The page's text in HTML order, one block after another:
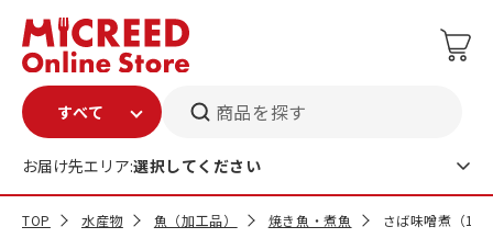
商品を探す
お届け先エリア:選択してください
TOP 水産物 魚（加工品） 焼き魚・煮魚 さば味噌煮（